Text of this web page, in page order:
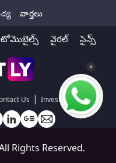
వార్తలు
వైరల్ సైన్స్
Us | Investors
Rights Reserved.